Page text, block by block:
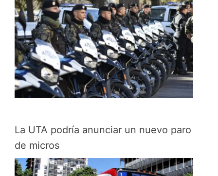
La UTA podría anunciar un nuevo paro
de micros